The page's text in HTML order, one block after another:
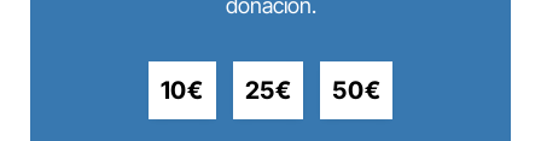
donación.
10€ 25€ 50€